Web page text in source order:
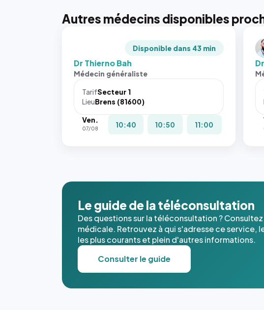
Autres médecins disponibles
Disponible dans 43 min
Dr Thierno Bah
Médecin généraliste
TarifSecteur 1
LieuBrens (81600)
Ven.
07/08 10:40 10:50 11:00
Le guide de la téléconsultation
Des questions sur la téléconsultation ?
médicale. Retrouvez à qui s'adresse ce service,
les plus courants et plein d'autres informations.
Consulter le guide